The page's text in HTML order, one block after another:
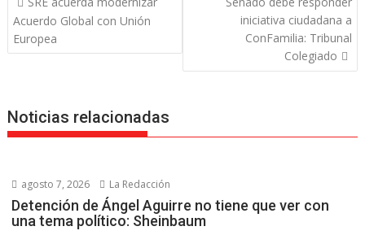
de
entradas
Acuerdo Global con Unión
Europea
iniciativa ciudadana a
ConFamilia: Tribunal
Colegiado
Noticias relacionadas
agosto 7, 2026 La Redacción
Detención de Ángel Aguirre no tiene que ver con
una tema político: Sheinbaum